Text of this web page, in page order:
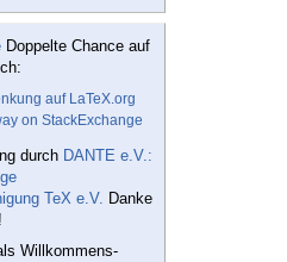
Doppelte Chance auf
auf LaTeX.org
on StackExchange
durch DANTE e.V.:
TeX e.V. Danke
Willkommens-